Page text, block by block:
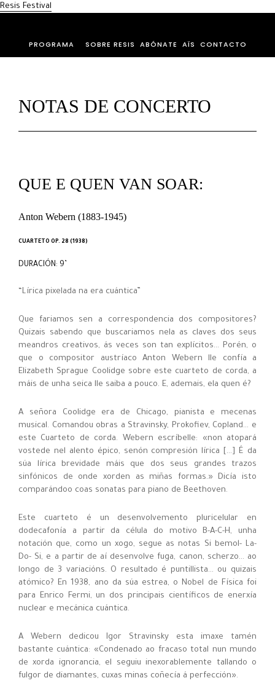
Resis Festival
PROGRAMA SOBRE RESIS ABÓNATE AÏS CONTACTO
NOTAS DE CONCERTO
QUE E QUEN VAN SOAR:
Anton Webern (1883-1945)
CUARTETO OP. 28 (1938)
DURACIÓN: 9’
“Lírica pixelada na era cuántica”
Que fariamos sen a correspondencia dos compositores?
Quizais sabendo que buscariamos nela as claves dos seus
meandros creativos, ás veces son tan explícitos… Porén, o
que o compositor austríaco Anton Webern lle confía a
Elizabeth Sprague Coolidge sobre este cuarteto de corda, a
máis de unha seica lle saiba a pouco. E, ademais, ela quen é?
A señora Coolidge era de Chicago, pianista e mecenas
musical. Comandou obras a Stravinsky, Prokofiev, Copland… e
este Cuarteto de corda. Webern escríbelle: «non atopará
vostede nel alento épico, senón compresión lírica […] É da
súa lírica brevidade máis que dos seus grandes trazos
sinfónicos de onde xorden as miñas formas.» Dicía isto
comparándoo coas sonatas para piano de Beethoven.
Este cuarteto é un desenvolvemento pluricelular en
dodecafonía a partir da célula do motivo B-A-C-H, unha
notación que, como un xogo, segue as notas Si bemol- La-
Do- Si, e a partir de aí desenvolve fuga, canon, scherzo… ao
longo de 3 variacións. O resultado é puntillista… ou quizais
atómico? En 1938, ano da súa estrea, o Nobel de Física foi
para Enrico Fermi, un dos principais científicos de enerxía
nuclear e mecánica cuántica.
A Webern dedicou Igor Stravinsky esta imaxe tamén
bastante cuántica: «Condenado ao fracaso total nun mundo
de xorda ignorancia, el seguiu inexorablemente tallando o
fulgor de diamantes, cuxas minas coñecía á perfección».